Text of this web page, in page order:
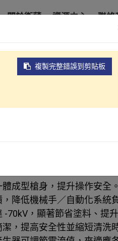
關於衛蒲 資源中心 聯絡
身無撞針設計，由三方向閥
成型槍身，提升操作安全。
降低機械手／自動化系統
70kV，顯著節省塗料、提
，提高安全性並縮短清洗
複製完整錯誤到剪貼板